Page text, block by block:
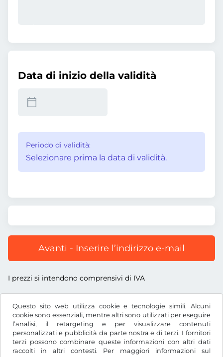
Questo sito web utilizza cookie e tecnologie simili. Alcuni
cookie sono essenziali, mentre altri sono utilizzati per eseguire
l’analisi, il retargeting e per visualizzare contenuti
personalizzati e pubblicità da parte nostra e di terzi. I fornitori
terzi possono combinare queste informazioni con altri dati
raccolti in altri contesti. Per maggiori informazioni sul
Data di inizio della validità
Periodo di validità:
Selezionare prima la data di validità.
Avanti - Inserire l’indirizzo e-mail
I prezzi si intendono comprensivi di IVA
CHF